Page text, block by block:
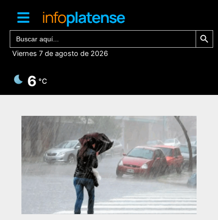
contenido
Buscar: Botón de
Viernes 7 de agosto de 2026
6 °C